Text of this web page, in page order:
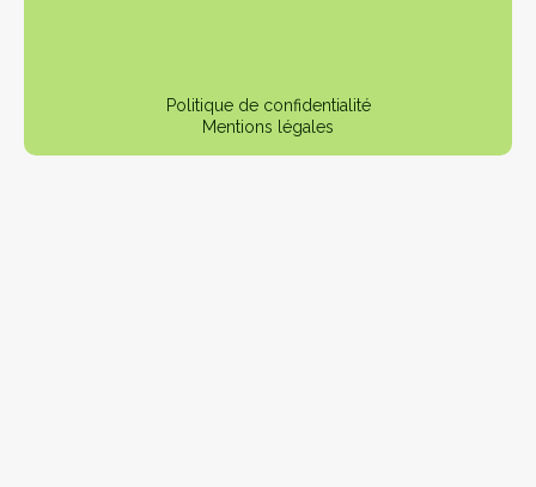
Politique de confidentialité
Mentions légales